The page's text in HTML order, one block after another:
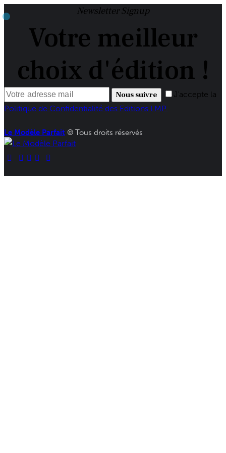
Newsletter Signup
Votre meilleur
choix d'édition !
Nous suivre
J'accepte la
Politique de Confidentialité des Editions LMP.
Le Modèle Parfait © Tous droits réservés